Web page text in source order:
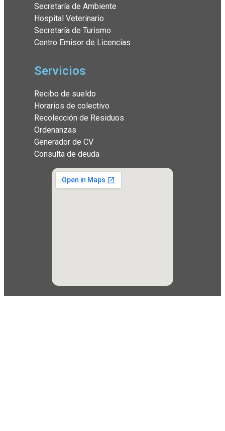
Secretaría de Ambiente
Hospital Veterinario
Secretaría de Turismo
Centro Emisor de Licencias
Servicios
Recibo de sueldo
Horarios de colectivo
Recolección de Residuos
Ordenanzas
Generador de CV
Consulta de deuda